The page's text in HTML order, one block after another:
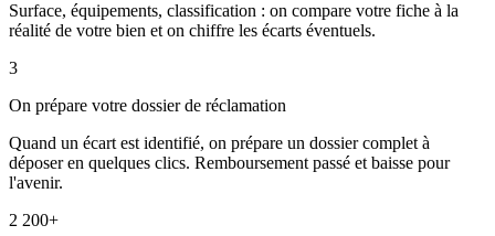
Surface, équipements, classification : on compare votre fiche à la
réalité de votre bien et on chiffre les écarts éventuels.
3
On prépare votre dossier de réclamation
Quand un écart est identifié, on prépare un dossier complet à
déposer en quelques clics. Remboursement passé et baisse pour
l'avenir.
2 200+